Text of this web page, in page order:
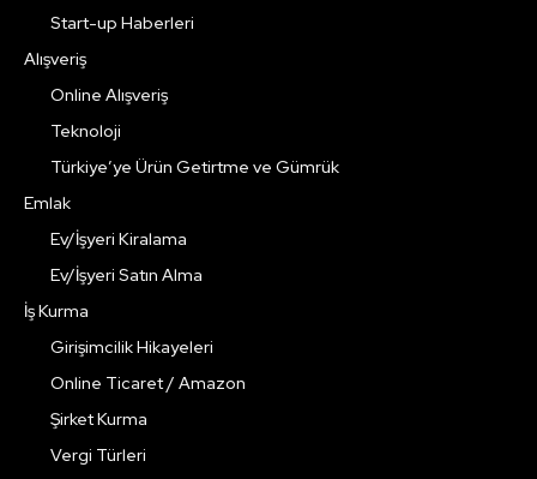
Start-up Haberleri
Alışveriş
Online Alışveriş
Teknoloji
Türkiye’ye Ürün Getirtme ve Gümrük
Emlak
Ev/İşyeri Kiralama
Ev/İşyeri Satın Alma
İş Kurma
Girişimcilik Hikayeleri
Online Ticaret / Amazon
Şirket Kurma
Vergi Türleri